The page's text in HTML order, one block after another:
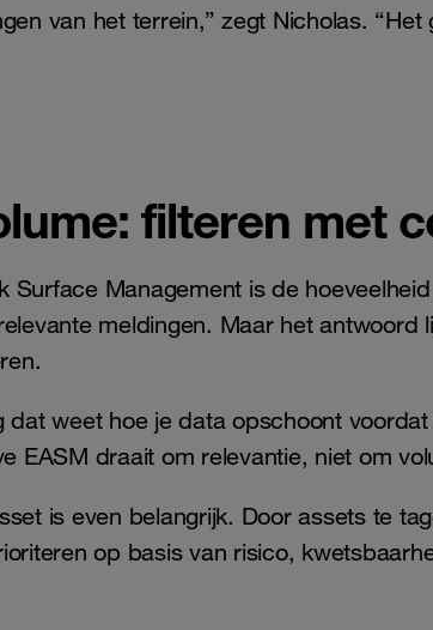
van het terrein,” zegt Nicholas. “Het
filteren met
Surface Management is de
meldingen. Maar het antwoord
weet hoe je data opschoont
EASM draait om relevantie, niet om
is even belangrijk. Door assets te
op basis van risico,